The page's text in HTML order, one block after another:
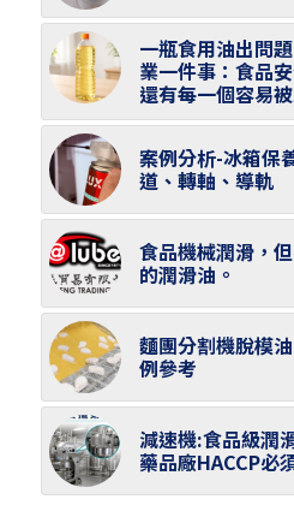
一瓶食用油出問
業一件事：食品
還有每一個容易
案例分析-冰箱保
道、轉軸、導軌
食品機械潤滑，
的潤滑油。
麵團分割機脫模
例參考
減速機:食品級潤
藥品廠HACCP必